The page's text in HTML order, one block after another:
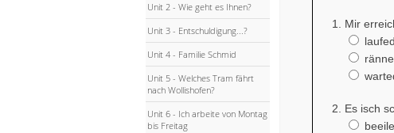
Unit 2 - Wie geht es Ihnen?
Unit 3 - Entschuldigung...?
Unit 4 - Familie Schmid
Unit 5 - Welches Tram fährt
nach Wollishofen?
Unit 6 - Ich arbeite von Montag
bis Freitag
Mir
laufed
Es isch
beeile